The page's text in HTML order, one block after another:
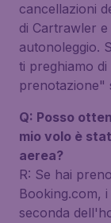
cancellazioni
di Cartrawler
autonoleggio.
ti preghiamo
prenotazione"
Q: Posso
mio volo è
aerea?
R: Se hai
Booking.com,
seconda